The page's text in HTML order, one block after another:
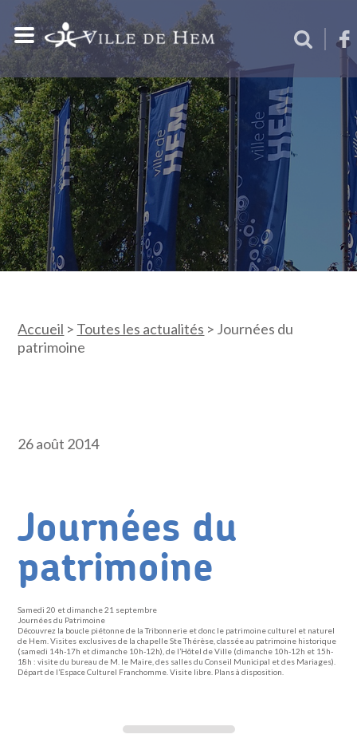
Accueil > Toutes les actualités > Journées du
patrimoine
26 août 2014
Journées du
patrimoine
Samedi 20 et dimanche 21 septembre
Journées du Patrimoine
Découvrez la boucle piétonne de la Tribonnerie et donc le patrimoine culturel et naturel
de Hem. Visites exclusives de la chapelle Ste Thérèse, classée au patrimoine historique
(samedi 14h-17h et dimanche 10h-12h), de l’Hôtel de Ville (dimanche 10h-12h et 15h-
18h : visite du bureau de M. le Maire, des salles du Conseil Municipal et des Mariages).
Départ de l’Espace Culturel Franchomme. Visite libre. Plans à disposition.